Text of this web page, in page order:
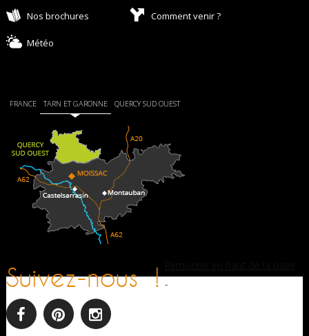
Nos brochures Comment venir ?
Météo
FRANCE TARN ET GARONNE QUERCY SUD OUEST
Suivez-nous ! -